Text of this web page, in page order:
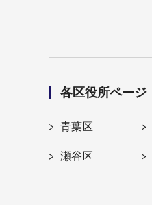
各区役所ページ
青葉区
瀬谷区